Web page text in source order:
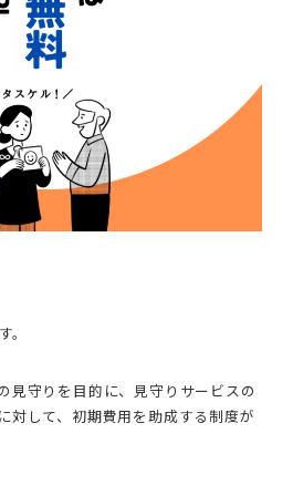
見守りを目的に、見守りサービスの
対して、初期費用を助成する制度が